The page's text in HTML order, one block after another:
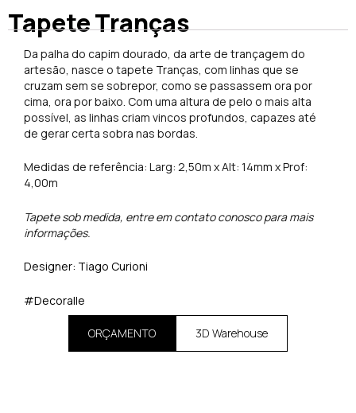
Tapete Tranças
Da palha do capim dourado, da arte de trançagem do
artesão, nasce o tapete Tranças, com linhas que se
cruzam sem se sobrepor, como se passassem ora por
cima, ora por baixo. Com uma altura de pelo o mais alta
possível, as linhas criam vincos profundos, capazes até
de gerar certa sobra nas bordas.
Medidas de referência: Larg: 2,50m x Alt: 14mm x Prof:
4,00m
Tapete sob medida, entre em contato conosco para mais
informações.
Designer: Tiago Curioni
#Decoralle
ORÇAMENTO 3D Warehouse